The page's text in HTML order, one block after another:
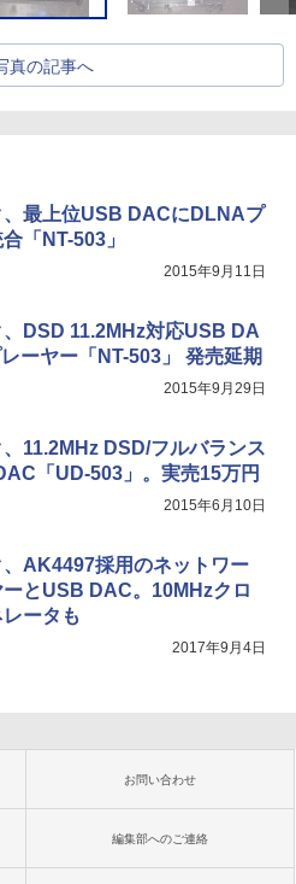
真の記事へ
、最上位USB DACにDLNAプ
「NT-503」
2015年9月11日
DSD 11.2MHz対応USB DA
ーヤー「NT-503」 発売延期
2015年9月29日
11.2MHz DSD/フルバランス
「UD-503」。実売15万円
2015年6月10日
、AK4497採用のネットワー
とUSB DAC。10MHzクロ
ータも
2017年9月4日
お問い合わせ
編集部へのご連絡